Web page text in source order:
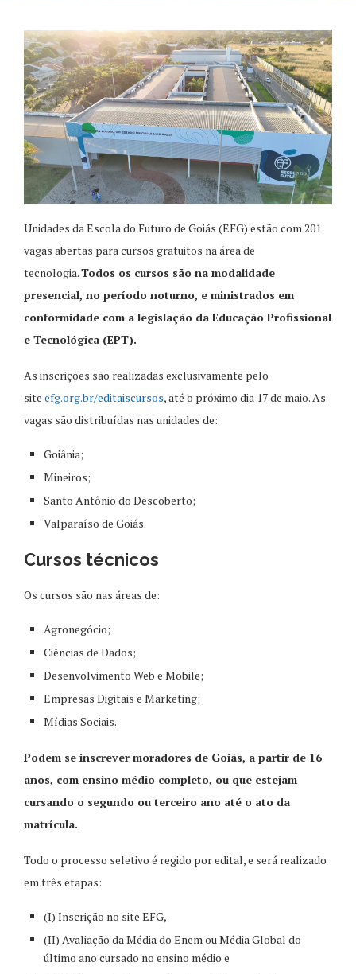
Unidades da Escola do Futuro de Goiás (EFG) estão com 201
vagas abertas para cursos gratuitos na área de
tecnologia.Todos os cursos são na modalidade
presencial, no período noturno, e ministrados em
conformidade com a legislação da Educação Profissional
e Tecnológica (EPT).
As inscrições são realizadas exclusivamente pelo
site efg.org.br/editaiscursos, até o próximo dia 17 de maio. As
vagas são distribuídas nas unidades de:
Goiânia;
Mineiros;
Santo Antônio do Descoberto;
Valparaíso de Goiás.
Cursos técnicos
Os cursos são nas áreas de:
Agronegócio;
Ciências de Dados;
Desenvolvimento Web e Mobile;
Empresas Digitais e Marketing;
Mídias Sociais.
Podem se inscrever moradores de Goiás, a partir de 16
anos, com ensino médio completo, ou que estejam
cursando o segundo ou terceiro ano até o ato da
matrícula.
Todo o processo seletivo é regido por edital, e será realizado
em três etapas:
(I) Inscrição no site EFG,
(II) Avaliação da Média do Enem ou Média Global do
último ano cursado no ensino médio e